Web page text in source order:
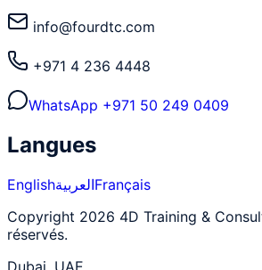
info@fourdtc.com
+971 4 236 4448
WhatsApp +971 50 249 0409
Langues
EnglishالعربيةFrançais
Copyright 2026 4D Training &
réservés.
Dubai, UAE